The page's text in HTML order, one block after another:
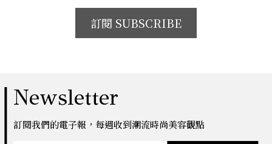
訂閱 SUBSCRIBE
Newsletter
訂閱我們的電子報，每週收到潮流時尚美容觀點